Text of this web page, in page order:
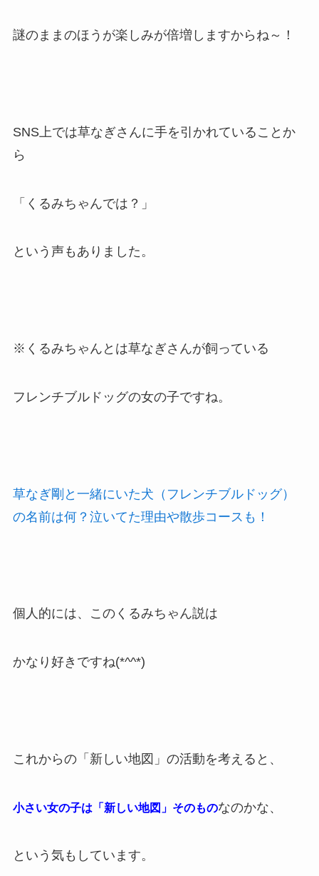
謎のままのほうが楽しみが倍増しますからね～！
SNS上では草なぎさんに手を引かれていることか
ら
「くるみちゃんでは？」
という声もありました。
※くるみちゃんとは草なぎさんが飼っている
フレンチブルドッグの女の子ですね。
草なぎ剛と一緒にいた犬（フレンチブルドッグ）
の名前は何？泣いてた理由や散歩コースも！
個人的には、このくるみちゃん説は
かなり好きですね(*^^*)
これからの「新しい地図」の活動を考えると、
小さい女の子は「新しい地図」そのものなのかな、
という気もしています。